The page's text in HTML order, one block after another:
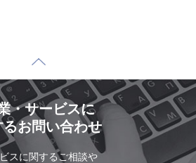
・サービスに
るお問い合わせ
スに関するご相談や